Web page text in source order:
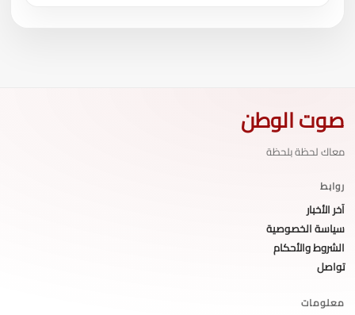
صوت الوطن
معاك لحظة بلحظة
روابط
آخر الأخبار
سياسة الخصوصية
الشروط والأحكام
تواصل
معلومات